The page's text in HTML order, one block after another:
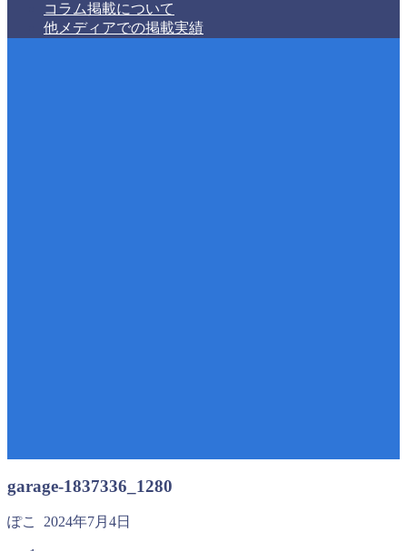
コラム掲載について
他メディアでの掲載実績
garage-1837336_1280
ぽこ 2024年7月4日